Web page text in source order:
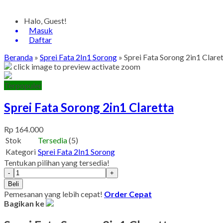
Halo, Guest!
Masuk
Daftar
Beranda » Sprei Fata 2In1 Sorong » Sprei Fata Sorong 2in1
click image to previewactivate zoom
Terpopuler
Sprei Fata Sorong 2in1 Claretta
Rp 164.000
Stok
Tersedia(5)
Kategori Sprei Fata 2In1 Sorong
Tentukan pilihan yang tersedia!
-
+
Beli
Pemesanan yang lebih cepat! Order Cepat
Bagikan ke